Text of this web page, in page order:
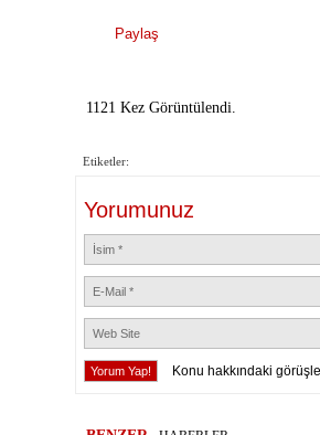
Paylaş
1121 Kez Görüntülendi.
Etiketler:
Yorumunuz
Konu hakkındaki